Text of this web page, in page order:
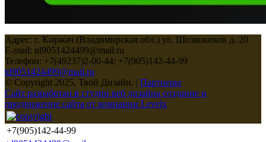
Адрес: г. Киржач (Владимирская обл.) ул. Шелковиков д. 20
E-mail: td9051424499@mail.ru
Телефон: +7(49237)2-00-44; +7(905)142-44-99
td9051424499@mail.ru
© Copyright 2025, Твой Дизайн. | Партнеры
Сайт разработан в студии веб дизайна создание и
продвижение сайта от компании Levelx
+7(905)142-44-99